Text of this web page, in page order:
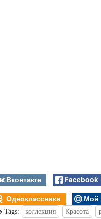
Вконтакте Facebook
Одноклассники
Мой
Tags: коллекция Красота